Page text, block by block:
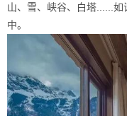
山、雪、峡谷、白塔......
中。